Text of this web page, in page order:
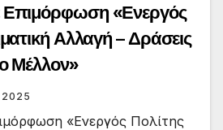
«Ενεργός
Αλλαγή – Δράσεις
Μέλλον»
«Ενεργός Πολίτης